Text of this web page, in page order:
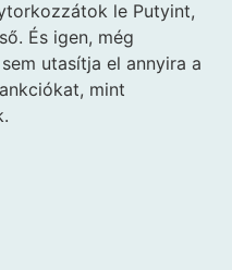
le Putyint,
És igen, még
utasítja el annyira a
mint